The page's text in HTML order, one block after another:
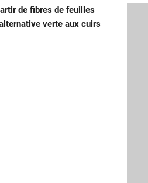
de fibres de feuilles
verte aux cuirs